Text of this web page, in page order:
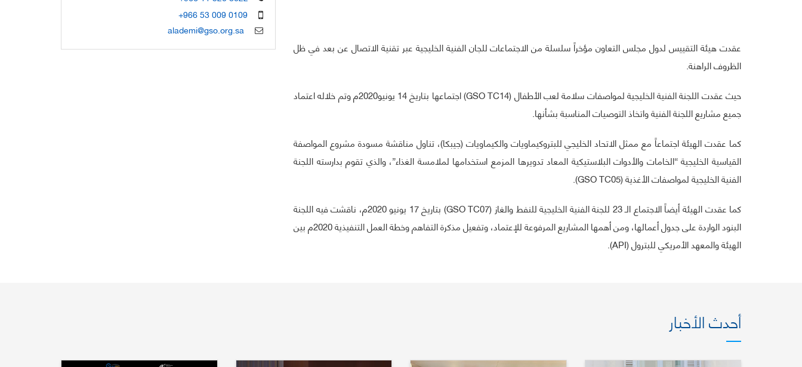
عقدت هيئة التقييس لدول مجلس التعاون مؤخراً سلسلة من الاجتماعات للجان الفنية الخليجية عبر تقنية الاتصال عن بعد في ظل
الظروف الراهنة.
حيث عقدت اللجنة الفنية الخليجية لمواصفات سلامة لعب الأطفال (GSO TC14) اجتماعها بتاريخ 14 يونيو2020م وتم خلاله اعتماد
جميع مشاريع اللجنة الفنية واتخاذ التوصيات المناسبة بشأنها.
كما عقدت الهيئة اجتماعاً مع ممثل الاتحاد الخليجي للبتروكيماويات والكيماويات (جيبكا)، تناول مناقشة مسودة مشروع المواصفة
القياسية الخليجية “الخامات والأدوات البلاستيكية المعاد تدويرها المزمع استخدامها لملامسة الغذاء”، والذي تقوم بدارسته اللجنة
الفنية الخليجية لمواصفات الأغذية (GSO TC05).
كما عقدت الهيئة أيضاً الاجتماع الـ 23 للجنة الفنية الخليجية للنفط والغاز (GSO TC07) بتاريخ 17 يونيو 2020م، ناقشت فيه اللجنة
البنود الواردة على جدول أعمالها، ومن أهمها المشاريع المرفوعة للإعتماد، وتفعيل مذكرة التفاهم وخطة العمل التنفيذية 2020م بين
الهيئة والمعهد الأمريكي للبترول (API).
+966 53 009 0109
alademi@gso.org.sa
أحدث الأخبار